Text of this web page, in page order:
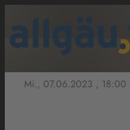
Mi., 07.06.2023 , 18:00